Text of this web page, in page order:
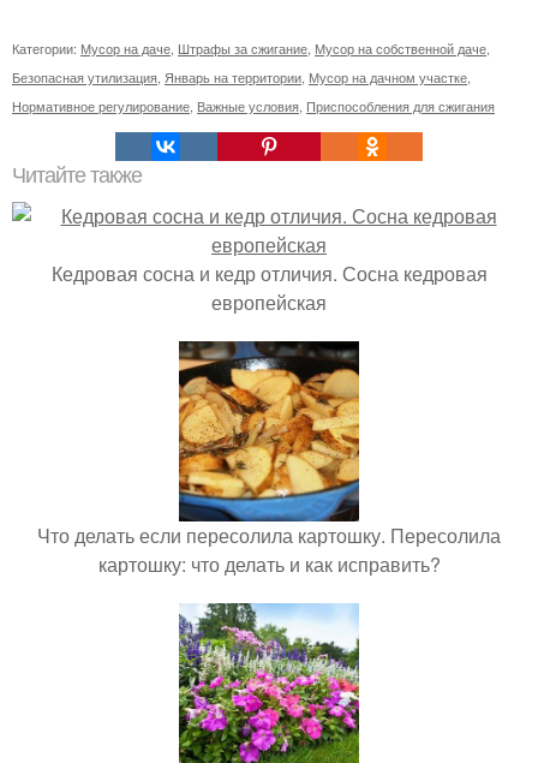
Категории: Мусор на даче Штрафы за сжигание Мусор на собственной даче
Безопасная утилизация Январь на территории Мусор на дачном участке
Нормативное регулирование Важные условия Приспособления для сжигания
Читайте также
Кедровая сосна и кедр отличия. Сосна кедровая
европейская
Что делать если пересолила картошку. Пересолила
картошку: что делать и как исправить?